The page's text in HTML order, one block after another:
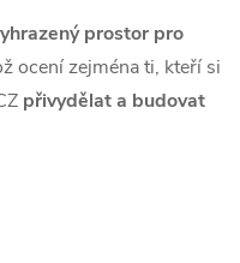
prostor pro
ocení zejména ti, kteří si
přivydělat a budovat